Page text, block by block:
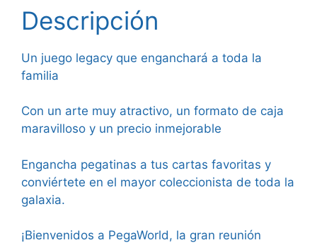
Descripción
Un juego legacy que enganchará a toda la
familia
Con un arte muy atractivo, un formato de caja
maravilloso y un precio inmejorable
Engancha pegatinas a tus cartas favoritas y
conviértete en el mayor coleccionista de toda la
galaxia.
¡Bienvenidos a PegaWorld, la gran reunión